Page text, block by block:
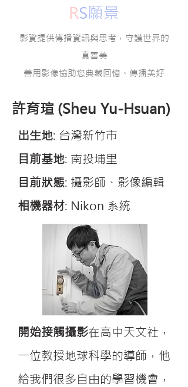
許育瑄 (Sheu Yu-Hsuan)
出生地: 台灣新竹市
目前基地: 南投埔里
目前狀態: 攝影師、影像編輯
​相機器材: Nikon 系統
開始接觸攝影在高中天文社，
一位教授地球科學的導師，他
給我們很多自由的學習機會，
RS願景
影資提供傳播資訊與思考，守護世界的
真善美
善用影像協助您典藏回憶、傳播美好